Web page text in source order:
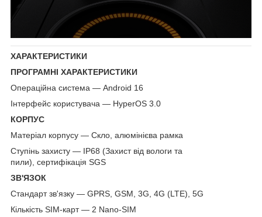
ХАРАКТЕРИСТИКИ
ПРОГРАМНІ ХАРАКТЕРИСТИКИ
Операційна система — Android 16
Інтерфейс користувача — HyperOS 3.0
КОРПУС
Матеріал корпусу — Скло, алюмінієва рамка
Ступінь захисту — IP68 (Захист від вологи та
пили), сертифікація SGS
ЗВ'ЯЗОК
Стандарт зв'язку — GPRS, GSM, 3G, 4G (LTE), 5G
Кількість SIM-карт — 2 Nano-SIM